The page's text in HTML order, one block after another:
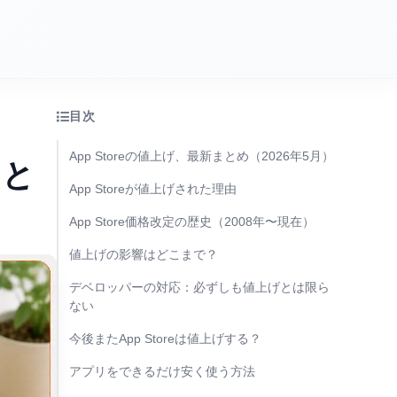
目次
App Storeの値上げ、最新まとめ（2026年5月）
App Storeが値上げされた理由
App Store価格改定の歴史（2008年〜現在）
値上げの影響はどこまで？
デベロッパーの対応：必ずしも値上げとは限ら
ない
今後またApp Storeは値上げする？
アプリをできるだけ安く使う方法